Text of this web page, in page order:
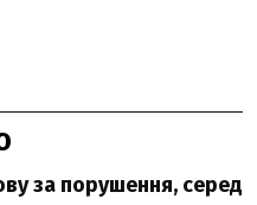
за порушення, серед